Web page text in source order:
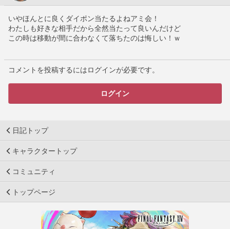
いやほんとに良くダイポン当たるよねアミ会！
わたしも好きな相手だから全然当たって良いんだけど
この時は移動が間に合わなくて落ちたのは悔しい！ｗ
コメントを投稿するにはログインが必要です。
ログイン
日記トップ
キャラクタートップ
コミュニティ
トップページ